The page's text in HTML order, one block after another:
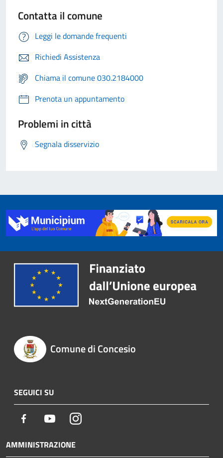
Contatta il comune
Leggi le domande frequenti
Richiedi Assistenza
Chiama il comune 030.2184000
Prenota un appuntamento
Problemi in città
Segnala disservizio
Comune di Concesio
SEGUICI SU
Facebook YoutubeInstagram
AMMINISTRAZIONE